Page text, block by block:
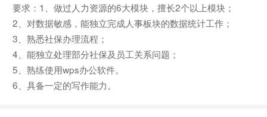
要求：1、做过人力资源的6大模块，擅长2个以上模块；
2、对数据敏感，能独立完成人事板块的数据统计工作；
3、熟悉社保办理流程；
4、能独立处理部分社保及员工关系问题；
5、熟练使用wps办公软件。
6、具备一定的写作能力。